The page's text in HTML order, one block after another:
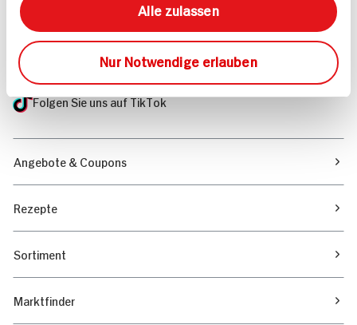
Alle zulassen
Nur Notwendige erlauben
(0228) 42967 0
Montag - Donnerstag: 9 bis 16 Uhr
Freitags: 9 bis 13 Uhr
Folgen Sie uns auf TikTok
Angebote & Coupons
Rezepte
Sortiment
Marktfinder